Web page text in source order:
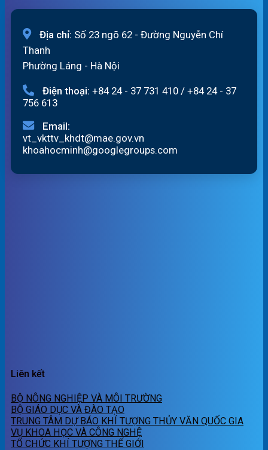
Địa chỉ: Số 23 ngõ 62 - Đường Nguyễn Chí
Thanh
Phường Láng - Hà Nội
Điện thoại: +84 24 - 37 731 410 / +84 24 - 37
756 613
Email:
vt_vkttv_khdt@mae.gov.vn
khoahocminh@googlegroups.com
Liên kết
BỘ NÔNG NGHIỆP VÀ MÔI TRƯỜNG
BỘ GIÁO DỤC VÀ ĐÀO TẠO
TRUNG TÂM DỰ BÁO KHÍ TƯỢNG THỦY VĂN QUỐC GIA
VỤ KHOA HỌC VÀ CÔNG NGHỆ
TỔ CHỨC KHÍ TƯỢNG THẾ GIỚI